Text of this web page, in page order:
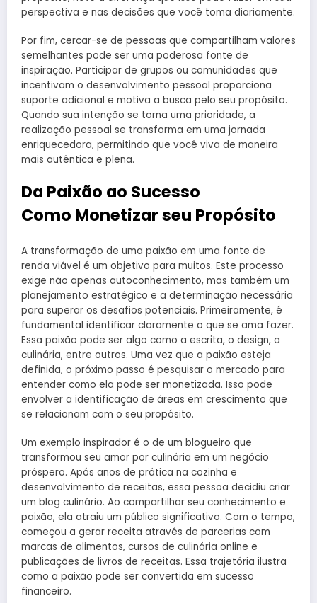
perspectiva e nas decisões que você toma diariamente.
Por fim, cercar-se de pessoas que compartilham valores
semelhantes pode ser uma poderosa fonte de
inspiração. Participar de grupos ou comunidades que
incentivam o desenvolvimento pessoal proporciona
suporte adicional e motiva a busca pelo seu propósito.
Quando sua intenção se torna uma prioridade, a
realização pessoal se transforma em uma jornada
enriquecedora, permitindo que você viva de maneira
mais autêntica e plena.
Da Paixão ao Sucesso
Como Monetizar seu Propósito
A transformação de uma paixão em uma fonte de
renda viável é um objetivo para muitos. Este processo
exige não apenas autoconhecimento, mas também um
planejamento estratégico e a determinação necessária
para superar os desafios potenciais. Primeiramente, é
fundamental identificar claramente o que se ama fazer.
Essa paixão pode ser algo como a escrita, o design, a
culinária, entre outros. Uma vez que a paixão esteja
definida, o próximo passo é pesquisar o mercado para
entender como ela pode ser monetizada. Isso pode
envolver a identificação de áreas em crescimento que
se relacionam com o seu propósito.
Um exemplo inspirador é o de um blogueiro que
transformou seu amor por culinária em um negócio
próspero. Após anos de prática na cozinha e
desenvolvimento de receitas, essa pessoa decidiu criar
um blog culinário. Ao compartilhar seu conhecimento e
paixão, ela atraiu um público significativo. Com o tempo,
começou a gerar receita através de parcerias com
marcas de alimentos, cursos de culinária online e
publicações de livros de receitas. Essa trajetória ilustra
como a paixão pode ser convertida em sucesso
financeiro.